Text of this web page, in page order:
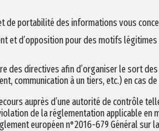
de portabilité des informations vous
et d’opposition pour des motifs
des directives afin d’organiser le sort
communication à un tiers, etc.) en cas de
auprès d’une autorité de contrôle
de la réglementation applicable en
européen n°2016-679 Général sur